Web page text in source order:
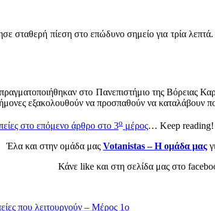
σταθερή πίεση στο επώδυνο σημείο για τρία
στο Πανεπιστήμιο της Βόρειας
εξακολουθούν να προσπαθούν να καταλάβουν
στο επόμενο άρθρο στο 3ο μέρος… Keep reading!
Έλα και στην ομάδα μας Votanistas – Η ομάδα μας
Κάνε like και στη σελίδα μας στο
που λειτουργούν – Μέρος 1ο